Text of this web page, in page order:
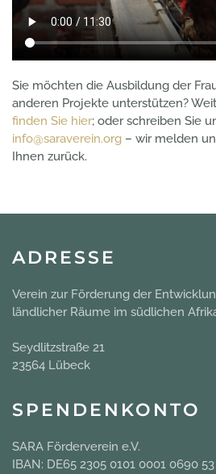
Sie möchten die Ausbildung der
anderen Projekte unterstützen?
finden Sie hier; oder schreiben Sie
info@saraverein.org – wir melden
Ihnen zurück.
ADRESSE
Verein zur Förderung der
ländlicher Räume im südlichen
Seydlitzstraße 21
23564 Lübeck
SPENDENKONTO
SARA Förderverein e.V.
IBAN: DE65 2305 0101 0001 0690 53